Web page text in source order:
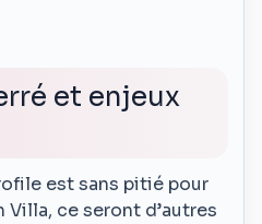
et enjeux
est sans pitié pour
Villa, ce seront d’autres